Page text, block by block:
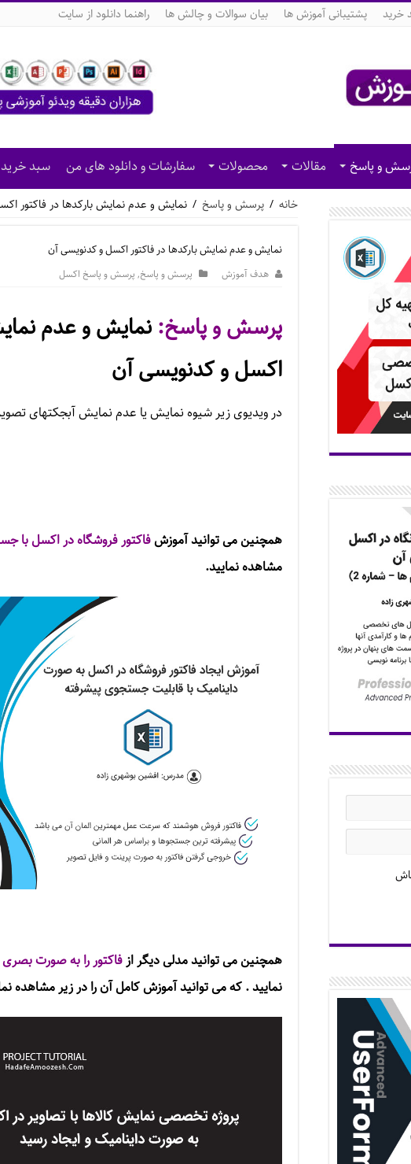
خرید پشتیبانی آموزش ها بیان سوالات و چالش ها راهنما دانلود از سایت
و پاسخ مقالات محصولات سفارشات و دانلود های من سبد خرید
خانه / پرسش و پاسخ / نمایش و عدم نمایش بارکدها در فاکتور
نمایش و عدم نمایش بارکدها در فاکتور اکسل و کدنویسی آن
هدف آموزش پرسش و پاسخ,پرسش و پاسخ اکسل
پرسش و پاسخ:نمایش و عدم
اکسل و کدنویسی آن
در ویدیوی زیر شیوه نمایش یا عدم نمایش آبجکتهای
همچنین می توانید آموزشفاکتور فروشگاه در اکسل با
مشاهده نمایید.
همچنین می توانید مدلی دیگر ازفاکتور را به صورت بصری
نمایید . که می توانید آموزش کامل آن را در زیر مشاهده